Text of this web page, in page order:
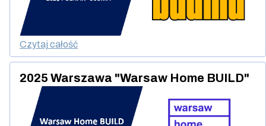
Czytaj całość
2025 Warszawa "Warsaw Home BUILD"